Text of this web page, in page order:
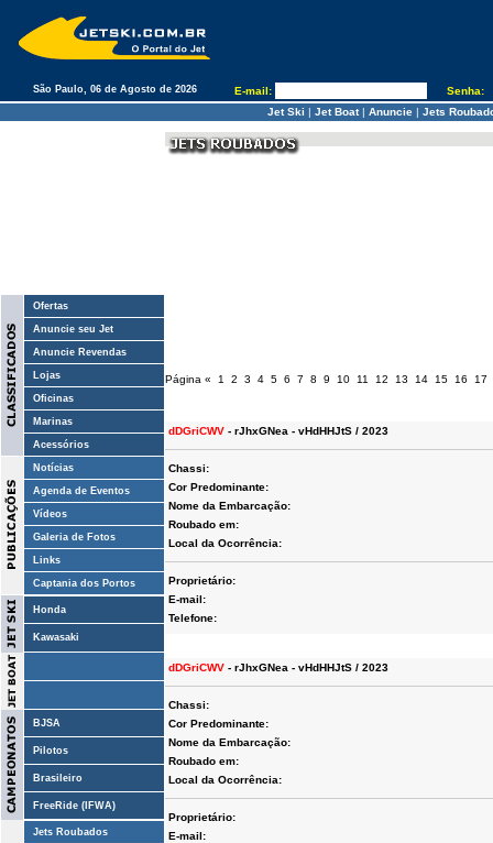
São Paulo, 06 de Agosto de 2026 E-mail:
Senha:
Jet Ski | Jet Boat| Anuncie| Jets
Ofertas
Anuncie seu Jet
Anuncie Revendas
Lojas
Oficinas
Marinas
Acessórios
Notícias
Agenda de Eventos
Vídeos
Galeria de Fotos
Links
Captania dos Portos
Honda
Kawasaki
BJSA
Pilotos
Brasileiro
FreeRide (IFWA)
Jets Roubados
Página « 1 2 3 4 5 6 7 8 9 10 11 12 13 14 15 16 17
dDGriCWV - rJhxGNea - vHdHHJtS / 2023
Chassi:
Cor Predominante:
Nome da Embarcação:
Roubado em:
Local da Ocorrência:
Proprietário:
E-mail:
Telefone:
dDGriCWV - rJhxGNea - vHdHHJtS / 2023
Chassi:
Cor Predominante:
Nome da Embarcação:
Roubado em:
Local da Ocorrência:
Proprietário:
E-mail: